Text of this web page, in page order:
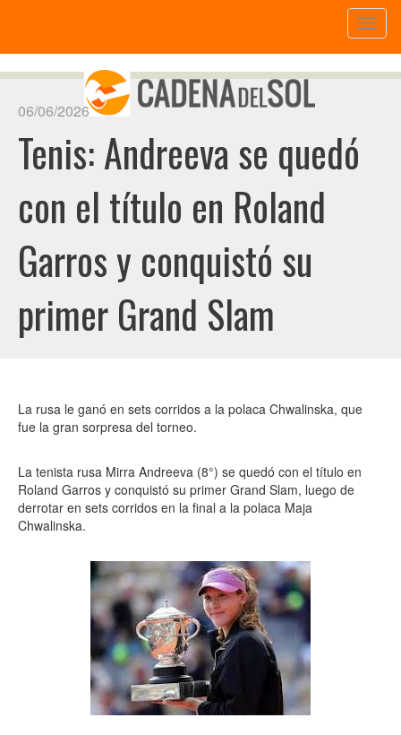
06/06/2026
Tenis: Andreeva se quedó
con el título en Roland
Garros y conquistó su
primer Grand Slam
La rusa le ganó en sets corridos a la polaca Chwalinska, que
fue la gran sorpresa del torneo.
La tenista rusa Mirra Andreeva (8°) se quedó con el título en
Roland Garros y conquistó su primer Grand Slam, luego de
derrotar en sets corridos en la final a la polaca Maja
Chwalinska.